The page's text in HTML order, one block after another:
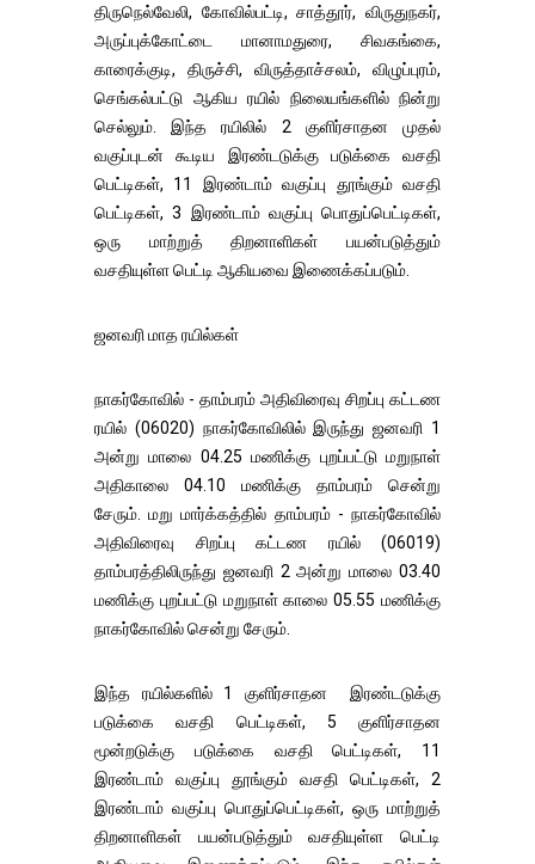
திருநெல்வேலி, கோவில்பட்டி, சாத்தூர், விருதுநகர்,
அருப்புக்கோட்டை மானாமதுரை, சிவகங்கை,
காரைக்குடி, திருச்சி, விருத்தாச்சலம், விழுப்புரம்,
செங்கல்பட்டு ஆகிய ரயில் நிலையங்களில் நின்று
செல்லும். இந்த ரயிலில் 2 குளிர்சாதன முதல்
வகுப்புடன் கூடிய இரண்டடுக்கு படுக்கை வசதி
பெட்டிகள், 11 இரண்டாம் வகுப்பு தூங்கும் வசதி
பெட்டிகள், 3 இரண்டாம் வகுப்பு பொதுப்பெட்டிகள்,
ஒரு மாற்றுத் திறனாளிகள் பயன்படுத்தும்
வசதியுள்ள பெட்டி ஆகியவை இணைக்கப்படும்.
ஜனவரி மாத ரயில்கள்
நாகர்கோவில் - தாம்பரம் அதிவிரைவு சிறப்பு கட்டண
ரயில் (06020) நாகர்கோவிலில் இருந்து ஜனவரி 1
அன்று மாலை 04.25 மணிக்கு புறப்பட்டு மறுநாள்
அதிகாலை 04.10 மணிக்கு தாம்பரம் சென்று
சேரும். மறு மார்க்கத்தில் தாம்பரம் - நாகர்கோவில்
அதிவிரைவு சிறப்பு கட்டண ரயில் (06019)
தாம்பரத்திலிருந்து ஜனவரி 2 அன்று மாலை 03.40
மணிக்கு புறப்பட்டு மறுநாள் காலை 05.55 மணிக்கு
நாகர்கோவில் சென்று சேரும்.
இந்த ரயில்களில் 1 குளிர்சாதன இரண்டடுக்கு
படுக்கை வசதி பெட்டிகள், 5 குளிர்சாதன
மூன்றடுக்கு படுக்கை வசதி பெட்டிகள், 11
இரண்டாம் வகுப்பு தூங்கும் வசதி பெட்டிகள், 2
இரண்டாம் வகுப்பு பொதுப்பெட்டிகள், ஒரு மாற்றுத்
திறனாளிகள் பயன்படுத்தும் வசதியுள்ள பெட்டி